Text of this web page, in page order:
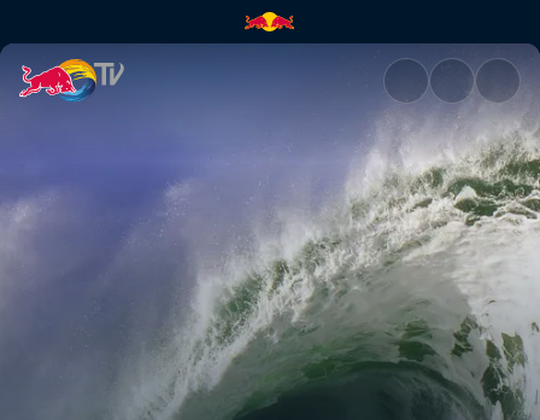
第2話: アイルランド Part 2 |